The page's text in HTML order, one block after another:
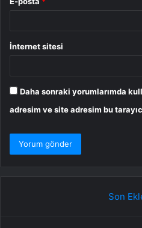
İnternet sitesi
Daha sonraki yorumlarımda
adresim ve site adresim bu
Son